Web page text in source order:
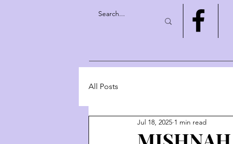
All Posts
Jul 18, 2025 1 min read